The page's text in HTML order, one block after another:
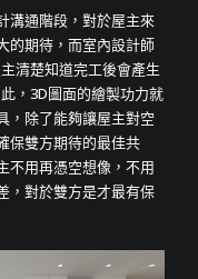
溝通階段，對於屋主來
的期待，而室內設計師
清楚知道完工後會產生
，3D圖面的繪製功力就
，除了能夠讓屋主對空
保雙方期待的最佳共
不用再憑空想像，不用
，對於雙方是才最有保